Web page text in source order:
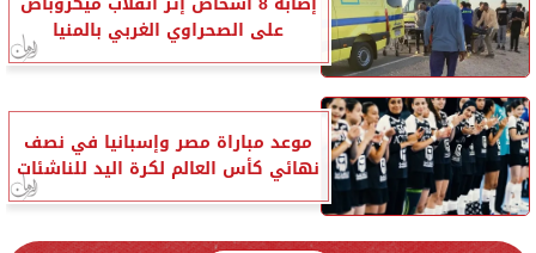
على الصحراوي الغربي بالمنيا
موعد مباراة مصر وإسبانيا في نصف
نهائي كأس العالم لكرة اليد للناشئات